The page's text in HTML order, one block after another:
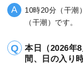
10時20分（干潮
（干潮）です。
本日（2026年
間、日の入り